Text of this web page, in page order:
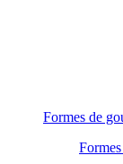
Formes de